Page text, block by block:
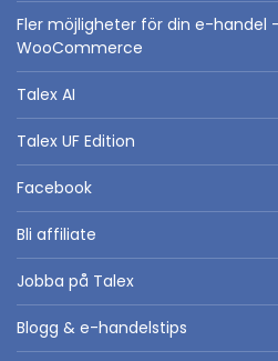
Fler möjligheter för din e-handel
WooCommerce
Talex AI
Talex UF Edition
Facebook
Bli affiliate
Jobba på Talex
Blogg & e-handelstips